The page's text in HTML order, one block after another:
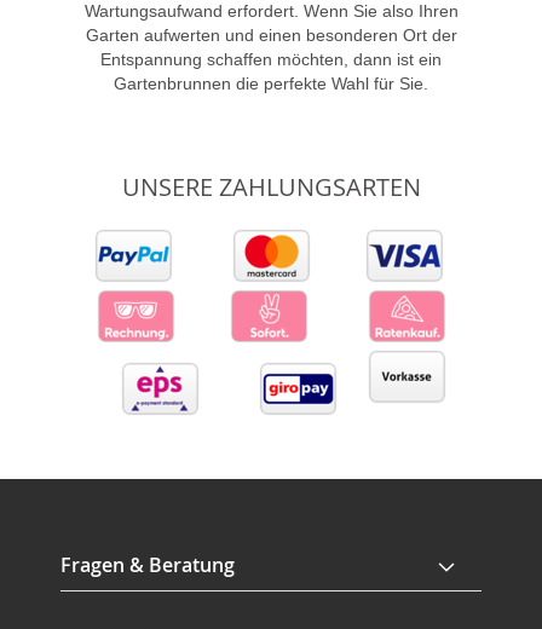
Wartungsaufwand erfordert. Wenn Sie also Ihren
Garten aufwerten und einen besonderen Ort der
Entspannung schaffen möchten, dann ist ein
Gartenbrunnen die perfekte Wahl für Sie.
UNSERE ZAHLUNGSARTEN
Fragen & Beratung